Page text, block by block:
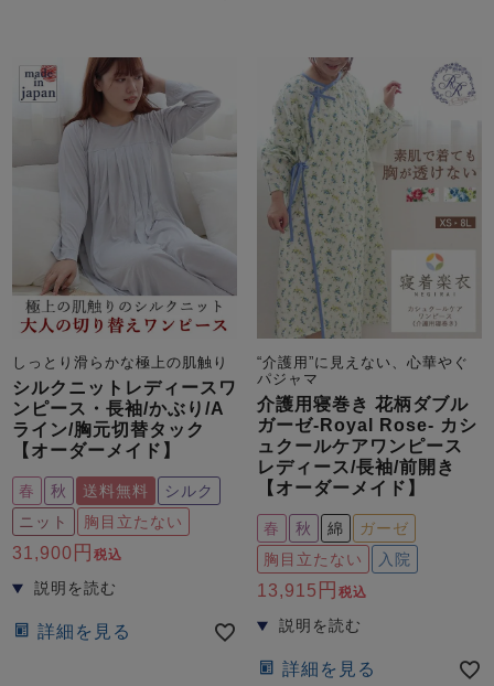
春 秋 冬
売れ筋ランキング
- Item Ranking -
新着商品
- New Arrival -
ズボン単品
すべてのキッ
ズ
パジャマ
ガールズ長袖 ガールズ半袖 ワンピース
ガールズ前開
き
ガールズかぶ
り
ボーイズ長袖
ボーイズ前開
き
ボーイズかぶ
しっとり滑らかな極上の肌触り
シルクニットレディースワ
ンピース・長袖/かぶり/A
ライン/胸元切替タック
【オーダーメイド】
春 秋 送料無料
シルク
ニット
胸目立たない
31,900 税込
詳細を見る
“介護用”に見えない、心華やぐ
パジャマ
介護用寝巻き 花柄ダブル
ガーゼ-Royal Rose- カシ
ュクールケアワンピース
レディース/長袖/前開き
【オーダーメイド】
春 秋 綿
ガーゼ
胸目立たない
入院
13,915 税込
詳細を見る